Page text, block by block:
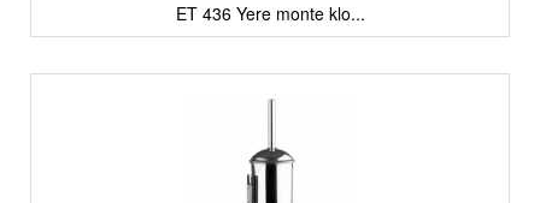
ET 436 Yere monte klo...